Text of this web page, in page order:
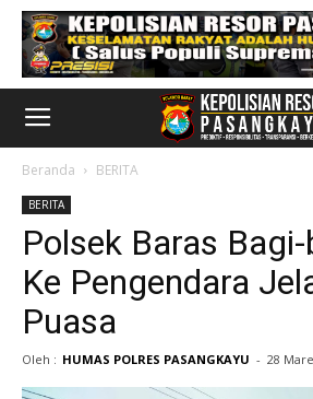
Beranda BERITA
BERITA
Polsek Baras
Ke Pengendara
Puasa
Oleh : HUMAS POLRES PASANGKAYU - 28